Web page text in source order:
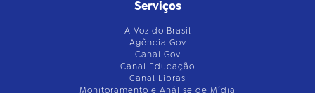
Serviços
A Voz do Brasil
Agência Gov
Canal Gov
Canal Educação
Canal Libras
Monitoramento e Análise de Mídia